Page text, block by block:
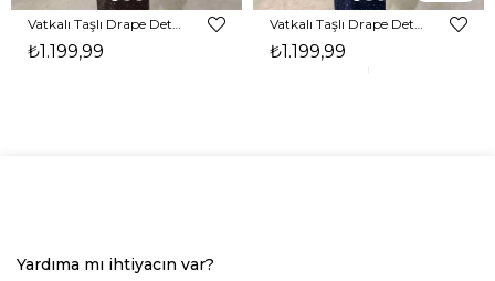
₺1.199,99 ₺1.199,99
Yardıma mı ihtiyacın var?